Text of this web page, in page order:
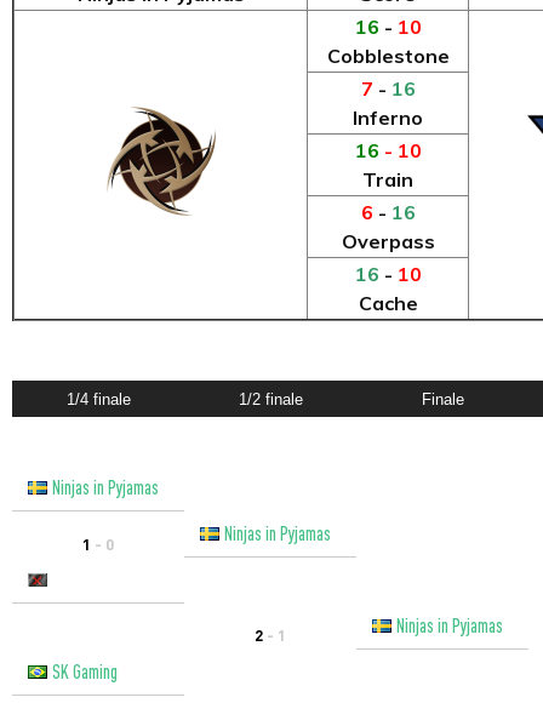
16 - 10
Cobblestone
7 - 16
Inferno
16 - 10
Train
6 - 16
Overpass
16 - 10
Cache
1/4 finale 1/2 finale Finale
Ninjas in Pyjamas
1 - 0 Ninjas in Pyjamas
2 - 1
Ninjas in Pyjamas
SK Gaming